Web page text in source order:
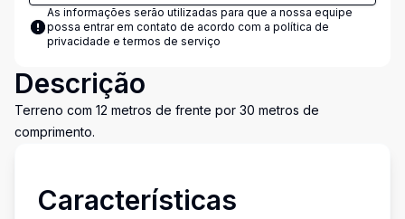
As informações serão utilizadas para que a nossa equipe
possa entrar em contato de acordo com a política de
privacidade e termos de serviço
Descrição
Terreno com 12 metros de frente por 30 metros de
comprimento.
Características